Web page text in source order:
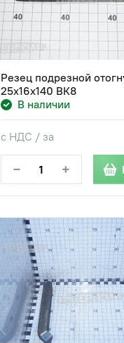
Резец подрезной
25х16х140 ВК8
В наличии
с НДС / за
− +